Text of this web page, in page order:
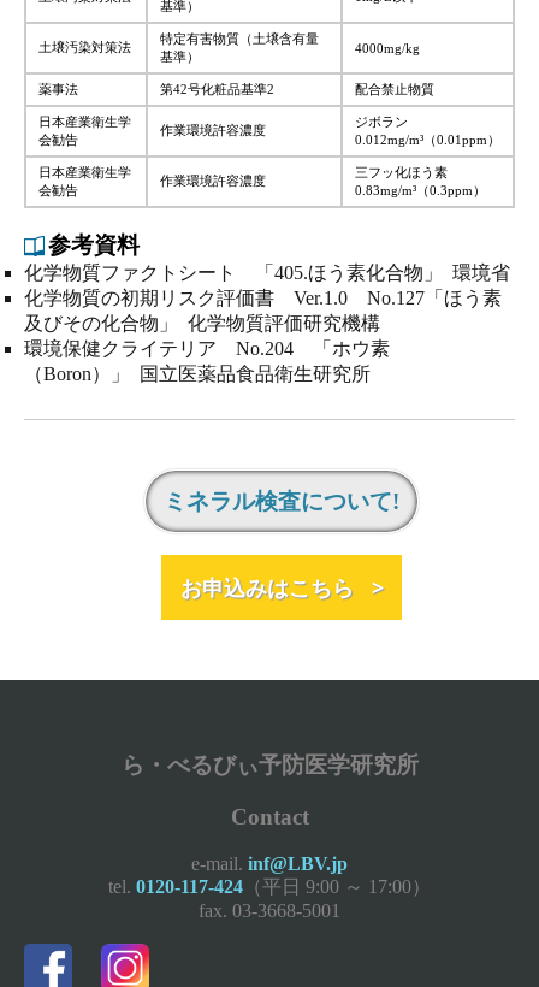
基準）
土壌汚染対策法
特定有害物質（土壌含有量
基準）
4000mg/kg
薬事法 第42号化粧品基準2 配合禁止物質
日本産業衛生学
会勧告
作業環境許容濃度
ジボラン
0.012mg/m³（0.01ppm）
日本産業衛生学
会勧告
作業環境許容濃度
三フッ化ほう素
0.83mg/m³（0.3ppm）
参考資料
化学物質ファクトシート 「405.ほう素化合物」 環境省
化学物質の初期リスク評価書 Ver.1.0 No.127「ほう素
及びその化合物」 化学物質評価研究機構
環境保健クライテリア No.204 「ホウ素
（Boron）」 国立医薬品食品衛生研究所
ミネラル検査について!
お申込みはこちら >
ら・べるびぃ予防医学研究所
Contact
e-mail. inf@LBV.jp
tel. 0120-117-424 （平日 9:00 ～ 17:00）
fax. 03-3668-5001